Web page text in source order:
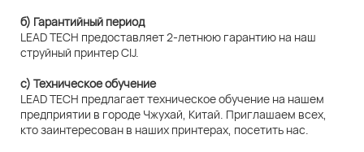
б) Гарантийный период
LEAD TECH предоставляет 2-летнюю гарантию на наш
струйный принтер CIJ.
c) Техническое обучение
LEAD TECH предлагает техническое обучение на нашем
предприятии в городе Чжухай, Китай. Приглашаем всех,
кто заинтересован в наших принтерах, посетить нас.